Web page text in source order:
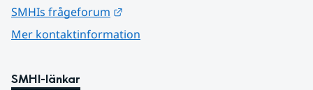
SMHIs frågeforum
Mer kontaktinformation
SMHI-länkar